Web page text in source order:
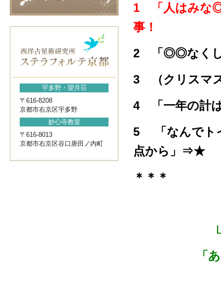
宇多野・望月荘
〒616-8208
京都市右京区宇多野
妙心寺教室
〒616-8013
京都市右京区谷口唐田ノ内町
1 「人はみな
事！
2 「◎◎なくし
3 （クリスマ
4 「一年の計
5 「なんでト
点から」 ⇒★
＊＊＊
「